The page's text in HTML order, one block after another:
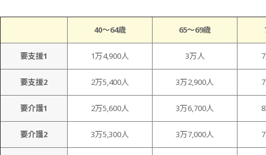
40～64歳 65～69歳
要支援1 1万4,900人 3万人
要支援2 2万5,400人 3万2,900人
要介護1 2万5,600人 3万6,700人
要介護2 3万5,300人 3万7,000人